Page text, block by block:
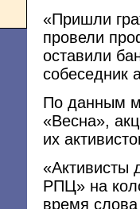
«Пришли
провели
оставили
собеседник
По данным
«Весна»,
их
«Активисты
РПЦ» на
время